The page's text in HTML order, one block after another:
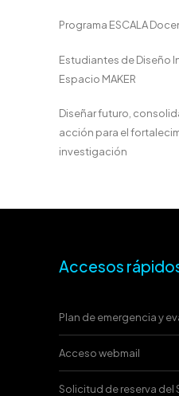
Programa ESCALA
Estudiantes de Diseño
Espacio MAKER
Diseñar futuro,
acción para el
investigación
Accesos
Plan de emergencia y
Acceso webmail
Solicitud de reserva del